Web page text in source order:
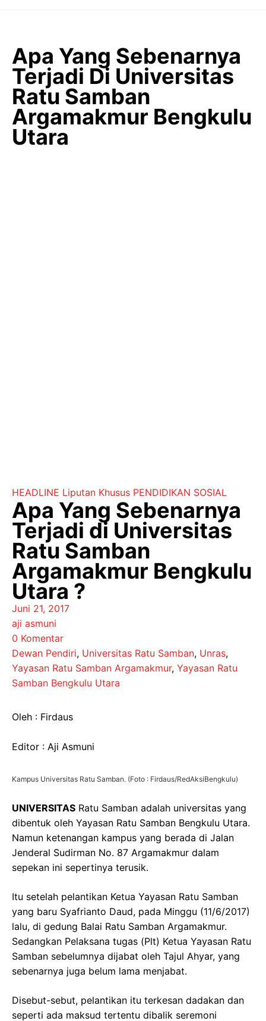
Apa Yang Sebenarnya
Terjadi Di Universitas
Ratu Samban
Argamakmur Bengkulu
Utara
HEADLINE Liputan Khusus PENDIDIKAN SOSIAL
Apa Yang Sebenarnya
Terjadi di Universitas
Ratu Samban
Argamakmur Bengkulu
Utara ?
Juni 21, 2017
aji asmuni
0 Komentar
Dewan Pendiri, Universitas Ratu Samban, Unras,
Yayasan Ratu Samban Argamakmur, Yayasan Ratu
Samban Bengkulu Utara
Oleh : Firdaus
Editor : Aji Asmuni
Kampus Universitas Ratu Samban. (Foto : Firdaus/RedAksiBengkulu)
UNIVERSITAS Ratu Samban adalah universitas yang
dibentuk oleh Yayasan Ratu Samban Bengkulu Utara.
Namun ketenangan kampus yang berada di Jalan
Jenderal Sudirman No. 87 Argamakmur dalam
sepekan ini sepertinya terusik.
Itu setelah pelantikan Ketua Yayasan Ratu Samban
yang baru Syafrianto Daud, pada Minggu (11/6/2017)
lalu, di gedung Balai Ratu Samban Argamakmur.
Sedangkan Pelaksana tugas (Plt) Ketua Yayasan Ratu
Samban sebelumnya dijabat oleh Tajul Ahyar, yang
sebenarnya juga belum lama menjabat.
Disebut-sebut, pelantikan itu terkesan dadakan dan
seperti ada maksud tertentu dibalik seremoni